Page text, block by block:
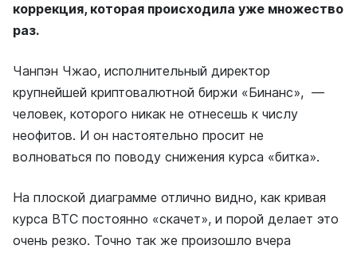
коррекция, которая происходила уже множество
раз.
Чанпэн Чжао, исполнительный директор
крупнейшей криптовалютной биржи «Бинанс», —
человек, которого никак не отнесешь к числу
неофитов. И он настоятельно просит не
волноваться по поводу снижения курса «битка».
На плоской диаграмме отлично видно, как кривая
курса ВТС постоянно «скачет», и порой делает это
очень резко. Точно так же произошло вчера